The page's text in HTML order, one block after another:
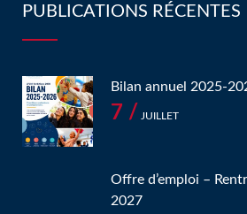
PUBLICATIONS RÉCENTES
Bilan annuel 2025-
7 / JUILLET
Offre d’emploi –
2027